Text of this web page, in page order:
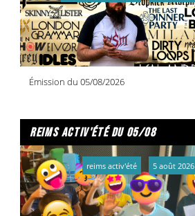
Émission du 05/08/2026
reims activ'été du 05/08
reims activ'été 5 août 2026